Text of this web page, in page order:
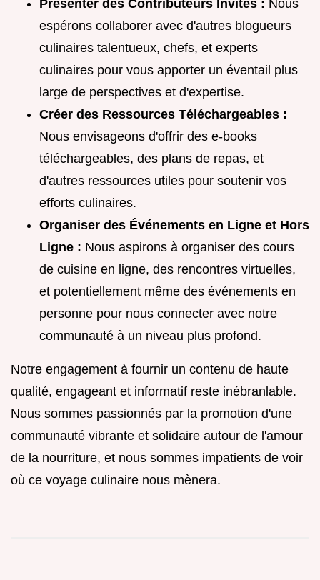
Présenter des Contributeurs Invités : Nous
espérons collaborer avec d'autres blogueurs
culinaires talentueux, chefs, et experts
culinaires pour vous apporter un éventail plus
large de perspectives et d'expertise.
Créer des Ressources Téléchargeables :
Nous envisageons d'offrir des e-books
téléchargeables, des plans de repas, et
d'autres ressources utiles pour soutenir vos
efforts culinaires.
Organiser des Événements en Ligne et Hors
Ligne : Nous aspirons à organiser des cours
de cuisine en ligne, des rencontres virtuelles,
et potentiellement même des événements en
personne pour nous connecter avec notre
communauté à un niveau plus profond.
Notre engagement à fournir un contenu de haute
qualité, engageant et informatif reste inébranlable.
Nous sommes passionnés par la promotion d'une
communauté vibrante et solidaire autour de l'amour
de la nourriture, et nous sommes impatients de voir
où ce voyage culinaire nous mènera.